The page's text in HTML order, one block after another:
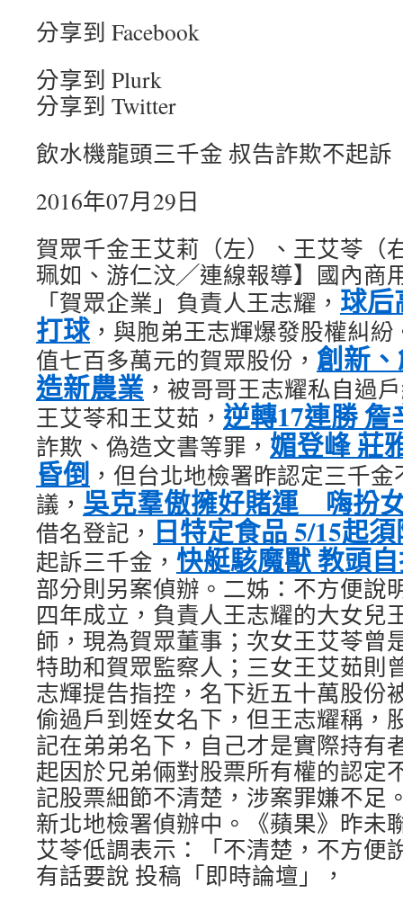
分享到 Facebook
分享到 Plurk
分享到 Twitter
飲水機龍頭三千金 叔告詐欺不起訴
2016年07月29日
賀眾千金王艾莉（左）、王艾苓（
珮如、游仁汶╱連線報導】國內商
「賀眾企業」負責人王志耀， 球后
打球，與胞弟王志輝爆發股權糾
值七百多萬元的賀眾股份， 創新
造新農業 ，被哥哥王志耀私自過
王艾苓和王艾茹， 逆轉17連勝
詐欺、偽造文書等罪， 媚登峰 莊
昏倒 ，但台北地檢署昨認定三千
議， 吳克羣傲擁好賭運 嗨扮
借名登記， 日特定食品 5/15起
起訴三千金， 快艇駭魔獸 教頭
部分則另案偵辦。二姊：不方便說
四年成立，負責人王志耀的大女兒
師，現為賀眾董事；次女王艾苓曾
特助和賀眾監察人；三女王艾茹則
志輝提告指控，名下近五十萬股份
偷過戶到姪女名下，但王志耀稱，
記在弟弟名下，自己才是實際持有
起因於兄弟倆對股票所有權的認定
記股票細節不清楚，涉案罪嫌不足
新北地檢署偵辦中。《蘋果》昨未
艾苓低調表示：「不清楚，不方便
有話要說 投稿「即時論壇」，